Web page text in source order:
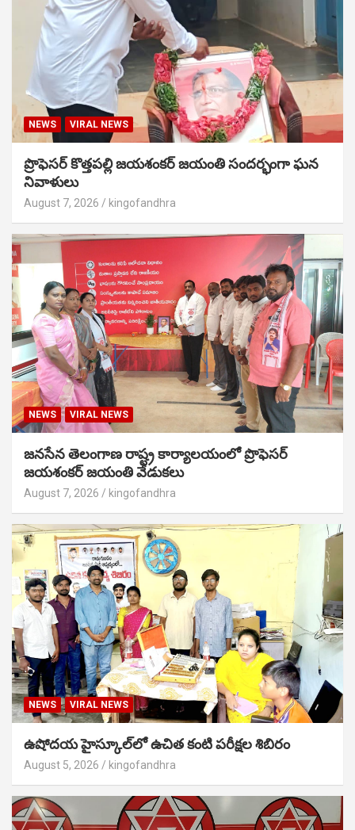
NEWS VIRAL NEWS
ప్రొఫెసర్ కొత్తపల్లి జయశంకర్ జయంతి సందర్భంగా ఘన
నివాళులు
August 7, 2026 kingofandhra
NEWS VIRAL NEWS
జనసేన తెలంగాణ రాష్ట్ర కార్యాలయంలో ప్రొఫెసర్
జయశంకర్ జయంతి వేడుకలు
August 7, 2026 kingofandhra
NEWS VIRAL NEWS
ఉషోదయ హైస్కూల్‌లో ఉచిత కంటి పరీక్షల శిబిరం
August 5, 2026 kingofandhra